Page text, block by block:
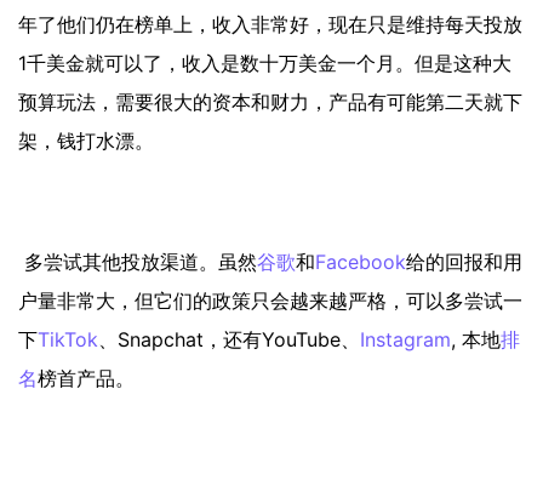
年了他们仍在榜单上，收入非常好，现在只是维持每天投放
1千美金就可以了，收入是数十万美金一个月。但是这种大
预算玩法，需要很大的资本和财力，产品有可能第二天就下
架，钱打水漂。
多尝试其他投放渠道。虽然谷歌和Facebook给的回报和用
户量非常大，但它们的政策只会越来越严格，可以多尝试一
下TikTok、Snapchat，还有YouTube、 Instagram, 本地排
名榜首产品。